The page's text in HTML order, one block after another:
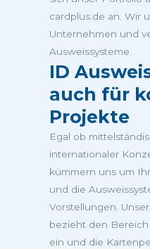
cardplus.de an. Wir
Unternehmen und
Ausweissysteme.
ID
auch für
Projekte
Egal ob
internationaler
kümmern uns um
und die
Vorstellungen.
bezieht den
ein und die